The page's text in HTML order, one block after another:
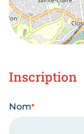
Inscription
Nom